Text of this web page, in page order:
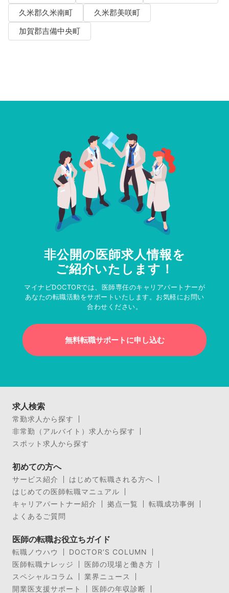
久米郡久米南町
久米郡美咲町
加賀郡吉備中央町
非公開の医師求人情報を
ご紹介いたします！
マイナビDOCTORでは、医師専任のキャリアパートナーが
あなたの転職活動をサポートいたします。お気軽にお問い
合わせください。
無料転職サポートに申し込む
求人検索
常勤求人から探す
非常勤（アルバイト）求人から探す
スポット求人から探す
初めての方へ
サービス紹介
はじめて転職される方へ
はじめての医師転職マニュアル
キャリアパートナー紹介
拠点一覧
転職成功事例
よくあるご質問
医師の転職お役立ちガイド
転職ノウハウ
DOCTOR’S COLUMN
医師転職ナレッジ
医師の現場と働き方
スペシャルコラム
業界ニュース
開業医支援サポート
医師の年収診断